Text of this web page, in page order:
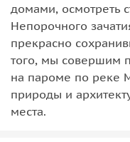
домами, осмотреть
Непорочного
прекрасно
того, мы совершим
на пароме по реке
природы и
места.